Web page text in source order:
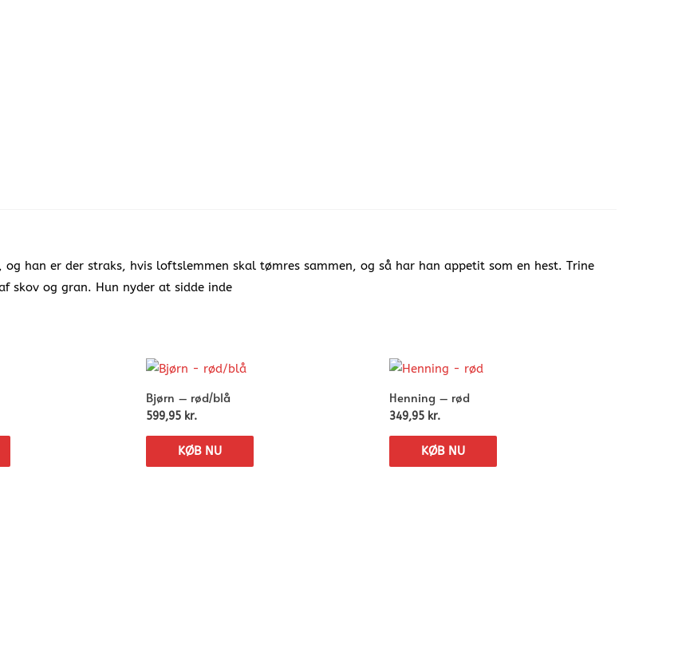
han er der straks, hvis loftslemmen skal tømres sammen, og så har han appetit som en hest. Trine
skov og gran. Hun nyder at sidde inde
Bjørn – rød/blå
599,95 kr.
KØB NU
Henning – rød
349,95 kr.
KØB NU